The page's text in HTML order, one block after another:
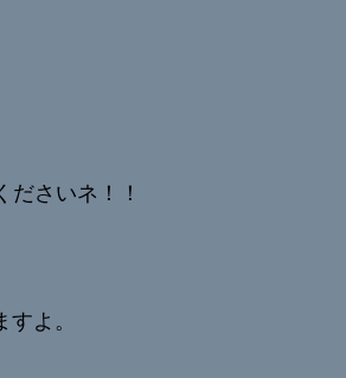
ださいネ！！
よ。